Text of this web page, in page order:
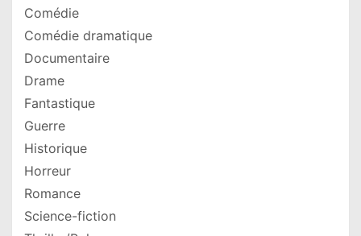
Comédie
Comédie dramatique
Documentaire
Drame
Fantastique
Guerre
Historique
Horreur
Romance
Science-fiction